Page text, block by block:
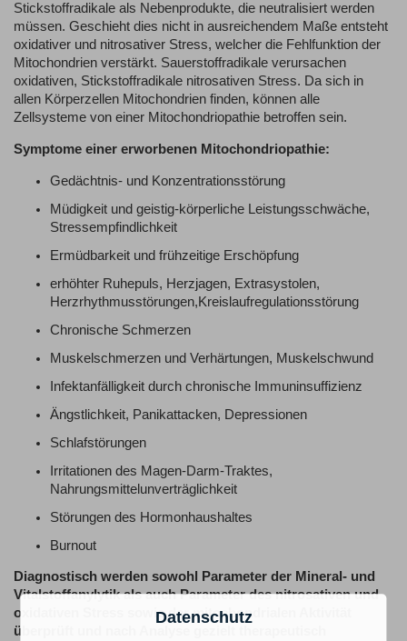
Stickstoffradikale als Nebenprodukte, die neutralisiert werden
müssen. Geschieht dies nicht in ausreichendem Maße entsteht
oxidativer und nitrosativer Stress, welcher die Fehlfunktion der
Mitochondrien verstärkt. Sauerstoffradikale verursachen
oxidativen, Stickstoffradikale nitrosativen Stress. Da sich in
allen Körperzellen Mitochondrien finden, können alle
Zellsysteme von einer Mitochondriopathie betroffen sein.
Symptome einer erworbenen Mitochondriopathie:
Gedächtnis- und Konzentrationsstörung
Müdigkeit und geistig-körperliche Leistungsschwäche,
Stressempfindlichkeit
Ermüdbarkeit und frühzeitige Erschöpfung
erhöhter Ruhepuls, Herzjagen, Extrasystolen,
Herzrhythmusstörungen,Kreislaufregulationsstörung
Chronische Schmerzen
Muskelschmerzen und Verhärtungen, Muskelschwund
Infektanfälligkeit durch chronische Immuninsuffizienz
Ängstlichkeit, Panikattacken, Depressionen
Schlafstörungen
Irritationen des Magen-Darm-Traktes,
Nahrungsmittelunverträglichkeit
Störungen des Hormonhaushaltes
Burnout
Diagnostisch werden sowohl Parameter der Mineral- und
Vitalstoffanylytik als auch Parameter des nitrosativen und
oxidativen Stress sowie der mitochondrialen Aktivität
überprüft und nach Analyse gezielt therapeutisch
Datenschutz